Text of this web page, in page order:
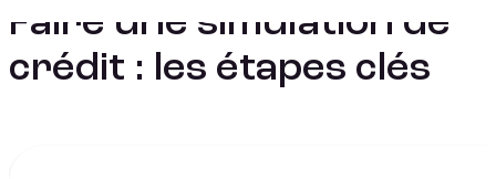
Faire une simulation de
crédit : les étapes clés